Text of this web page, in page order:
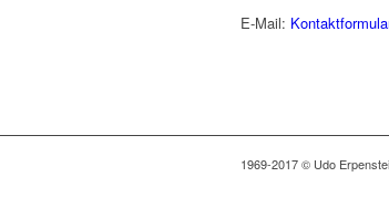
E-Mail:
1969-2017 © Udo